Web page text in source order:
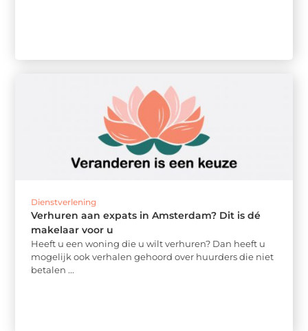
Dienstverlening
Verhuren aan expats in Amsterdam? Dit is dé
makelaar voor u
Heeft u een woning die u wilt verhuren? Dan heeft u
mogelijk ook verhalen gehoord over huurders die niet
betalen ...